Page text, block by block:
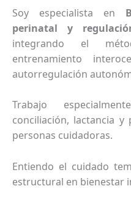
Soy especialista en
perinatal y
integrando el
entrenamiento
autorregulación
Trabajo
conciliación, lactancia y
personas cuidadoras.
Entiendo el cuidado
estructural en bienestar